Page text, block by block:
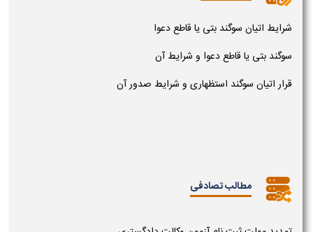
شرایط اتیان سوگند بتی یا قاطع دعوا
سوگند بتی یا قاطع دعوا و شرایط آن
قرار اتیان سوگند استظهاری و شرایط صدور آن
مطالب تصادفی